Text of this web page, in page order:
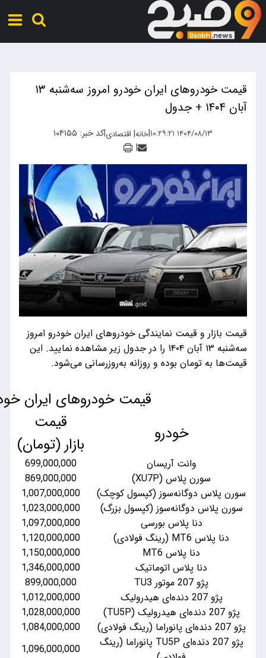
قیمت خودرو‌های ایران خودرو امروز سه‌شنبه ۱۳
کد خبر: ۱۰۴۱۵۵
خودرو‌های ایران خودرو امروز
۱۳ آبان ۱۴۰۴ را در جدول زیر مشاهده نمایید. این
به‌روز‌رسانی می‌شود.
قیمت خودروهای ایران خودرو
بازار (تومان)
قیمت
نمایندگی (تومان)
699,000,000
650,000,000
869,000,000
798,000,000
(کپسول کوچک)
1,007,000,000
884,000,000
(کپسول بزرگ)
1,023,000,000
889,000,000
1,097,000,000
930,000,000
1,120,000,000
949,300,000
1,150,000,000
979,280,000
1,346,000,000
1,186,440,000
899,000,000
797,400,000
1,012,000,000
توقف فروش
1,028,000,000
833,630,000
1,084,000,000
توقف فروش
پژو 207 دنده‌ای TU5P پانوراما (رینگ
1,096,000,000
860,500,000